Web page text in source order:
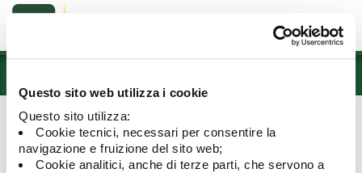
Questo sito web utilizza i cookie
Questo sito utilizza:
Cookie tecnici, necessari per consentire la
navigazione e fruizione del sito web;
Cookie analitici, anche di terze parti, che servono a
Spiacenti, il contenuto richiesto
non è disponibile